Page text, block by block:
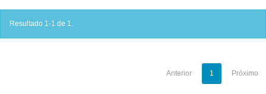
Resultado 1-1 de 1.
Anterior 1 Próximo